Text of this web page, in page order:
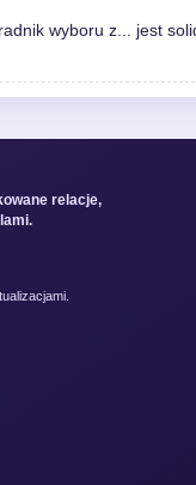
wyboru z... jest
relacje,